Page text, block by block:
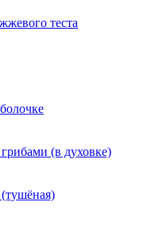
теста
(в духовке)